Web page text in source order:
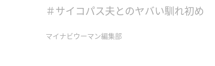
＃サイコパス夫とのヤバい馴れ初め
マイナビウーマン編集部